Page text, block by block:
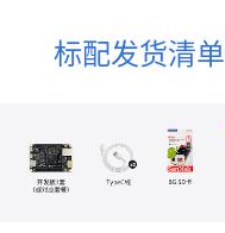
标配发货清单